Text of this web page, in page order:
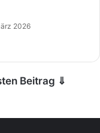
2026
Beitrag ⇓